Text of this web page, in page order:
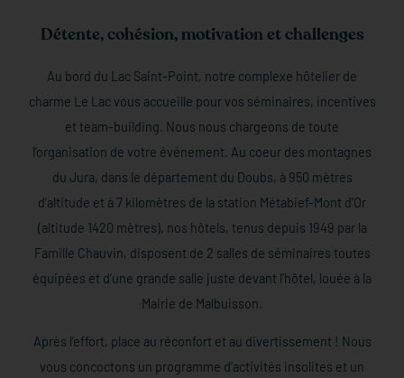
Détente, cohésion, motivation et challenges
Au bord du Lac Saint-Point, notre complexe hôtelier de
charme Le Lac vous accueille pour vos séminaires, incentives
et team-building. Nous nous chargeons de toute
l’organisation de votre événement. Au coeur des montagnes
du Jura, dans le département du Doubs, à 950 mètres
d’altitude et à 7 kilomètres de la station Métabief-Mont d’Or
(altitude 1420 mètres), nos hôtels, tenus depuis 1949 par la
Famille Chauvin, disposent de 2 salles de séminaires toutes
équipées et d’une grande salle juste devant l’hôtel, louée à la
Mairie de Malbuisson.
Après l’effort, place au réconfort et au divertissement ! Nous
vous concoctons un programme d’activités insolites et un